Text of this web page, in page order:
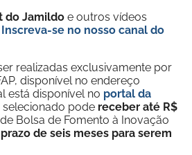
do Jamildo e outros vídeos
Inscreva-se no nosso canal do
realizadas exclusivamente por
disponível no endereço
está disponível no portal da
pode receber até R$
Bolsa de Fomento à Inovação
prazo de seis meses para serem